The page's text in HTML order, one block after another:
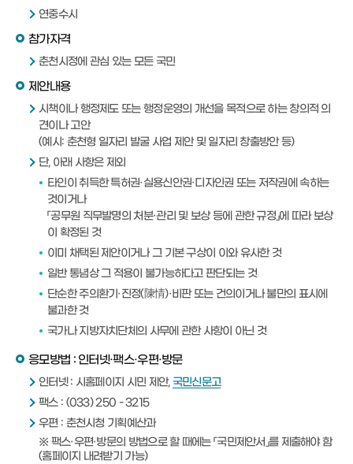
연중수시
참가자격
춘천시정에 관심 있는 모든 국민
제안내용
시책이나 행정제도 또는 행정운영의 개선을 목적으로 하는 창의적 의
견이나 고안
(예시: 춘천형 일자리 발굴 사업 제안 및 일자리 창출방안 등)
단, 아래 사항은 제외
타인이 취득한 특허권·실용신안권·디자인권 또는 저작권에 속하는
것이거나
「공무원 직무발명의 처분·관리 및 보상 등에 관한 규정」에 따라 보상
이 확정된 것
이미 채택된 제안이거나 그 기본 구상이 이와 유사한 것
일반 통념상 그 적용이 불가능하다고 판단되는 것
단순한 주의환기·진정(陳情)·비판 또는 건의이거나 불만의 표시에
불과한 것
국가나 지방자치단체의 사무에 관한 사항이 아닌 것
응모방법 : 인터넷·팩스·우편·방문
인터넷 : 시홈페이지 시민 제안,국민신문고
팩스 : (033) 250 - 3215
우편 : 춘천시청 기획예산과
※ 팩스·우편·방문의 방법으로 할 때에는 「국민제안서」를 제출해야 함
(홈페이지 내려받기 가능)